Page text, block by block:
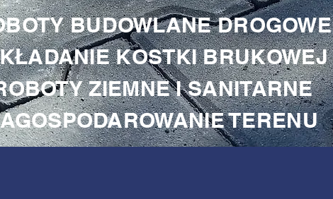
BUDOWLANE DROGOWE
KOSTKI BRUKOWEJ
ZIEMNE I SANITARNE
TERENU